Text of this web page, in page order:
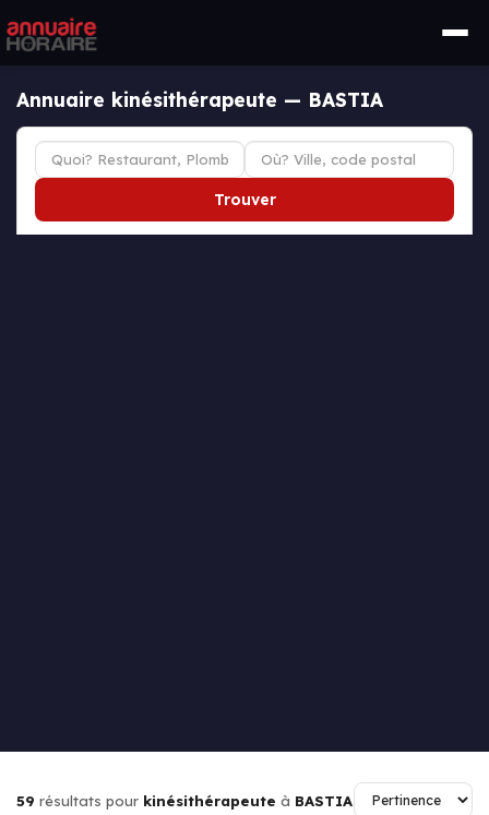
Annuaire kinésithérapeute — BASTIA
Trouver
59 résultats pour kinésithérapeute à BASTIA